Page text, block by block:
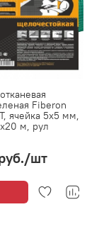
Fiberon
ячейка 5х5 мм,
м, рул
/шт